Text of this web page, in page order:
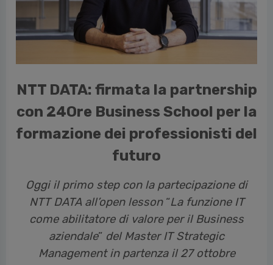
NTT DATA: firmata la partnership
con 24Ore Business School per la
formazione dei professionisti del
futuro
Oggi il primo step con la partecipazione di
NTT DATA all’open lesson “La funzione IT
come abilitatore di valore per il Business
aziendale” del Master IT Strategic
Management in partenza il 27 ottobre